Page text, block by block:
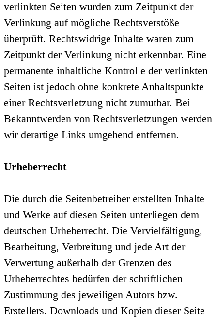
verlinkten Seiten wurden zum Zeitpunkt der
Verlinkung auf mögliche Rechtsverstöße
überprüft. Rechtswidrige Inhalte waren zum
Zeitpunkt der Verlinkung nicht erkennbar. Eine
permanente inhaltliche Kontrolle der verlinkten
Seiten ist jedoch ohne konkrete Anhaltspunkte
einer Rechtsverletzung nicht zumutbar. Bei
Bekanntwerden von Rechtsverletzungen werden
wir derartige Links umgehend entfernen.
Urheberrecht
Die durch die Seitenbetreiber erstellten Inhalte
und Werke auf diesen Seiten unterliegen dem
deutschen Urheberrecht. Die Vervielfältigung,
Bearbeitung, Verbreitung und jede Art der
Verwertung außerhalb der Grenzen des
Urheberrechtes bedürfen der schriftlichen
Zustimmung des jeweiligen Autors bzw.
Erstellers. Downloads und Kopien dieser Seite